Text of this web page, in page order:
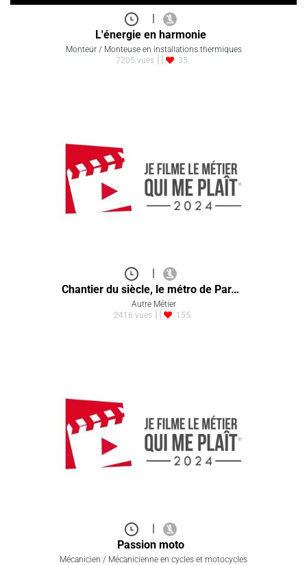
|
L'énergie en harmonie
Monteur / Monteuse en installations thermiques
7205 vues
35
|
Chantier du siècle, le métro de Par…
Autre Métier
2416 vues
155